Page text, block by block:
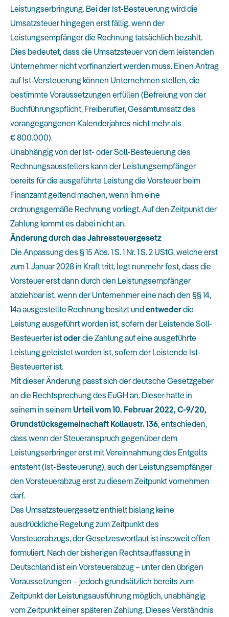
Leistungserbringung. Bei der Ist-Besteuerung wird die
Umsatzsteuer hingegen erst fällig, wenn der
Leistungsempfänger die Rechnung tatsächlich bezahlt.
Dies bedeutet, dass die Umsatzsteuer von dem leistenden
Unternehmer nicht vorfinanziert werden muss. Einen Antrag
auf Ist-Versteuerung können Unternehmen stellen, die
bestimmte Voraussetzungen erfüllen (Befreiung von der
Buchführungspflicht, Freiberufler, Gesamtumsatz des
vorangegangenen Kalenderjahres nicht mehr als
€ 800.000).
Unabhängig von der Ist- oder Soll-Besteuerung des
Rechnungsausstellers kann der Leistungsempfänger
bereits für die ausgeführte Leistung die Vorsteuer beim
Finanzamt geltend machen, wenn ihm eine
ordnungsgemäße Rechnung vorliegt. Auf den Zeitpunkt der
Zahlung kommt es dabei nicht an.
Änderung durch das Jahressteuergesetz
Die Anpassung des § 15 Abs. 1 S. 1 Nr. 1 S. 2 UStG, welche erst
zum 1. Januar 2028 in Kraft tritt, legt nunmehr fest, dass die
Vorsteuer erst dann durch den Leistungsempfänger
abziehbar ist, wenn der Unternehmer eine nach den §§ 14,
14a ausgestellte Rechnung besitzt undentwederdie
Leistung ausgeführt worden ist, sofern der Leistende Soll-
Besteuerter istoderdie Zahlung auf eine ausgeführte
Leistung geleistet worden ist, sofern der Leistende Ist-
Besteuerter ist.
Mit dieser Änderung passt sich der deutsche Gesetzgeber
an die Rechtsprechung des EuGH an. Dieser hatte in
seinem in seinemUrteil vom 10. Februar 2022, C-9/20,
Grundstücksgemeinschaft Kollaustr. 136, entschieden,
dass wenn der Steueranspruch gegenüber dem
Leistungserbringer erst mit Vereinnahmung des Entgelts
entsteht (Ist-Besteuerung), auch der Leistungsempfänger
den Vorsteuerabzug erst zu diesem Zeitpunkt vornehmen
darf.
Das Umsatzsteuergesetz enthielt bislang keine
ausdrückliche Regelung zum Zeitpunkt des
Vorsteuerabzugs, der Gesetzeswortlaut ist insoweit offen
formuliert. Nach der bisherigen Rechtsauffassung in
Deutschland ist ein Vorsteuerabzug – unter den übrigen
Voraussetzungen – jedoch grundsätzlich bereits zum
Zeitpunkt der Leistungsausführung möglich, unabhängig
vom Zeitpunkt einer späteren Zahlung. Dieses Verständnis